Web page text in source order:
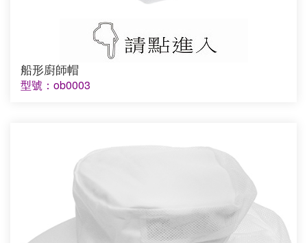
船形廚師帽
型號：ob0003